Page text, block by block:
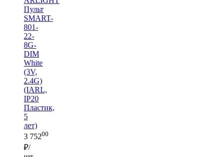
Пульт
SMART-
801-
22-
8G-
DIM
White
(3V,
2.4G)
(IARL,
IP20
Пластик,
5
лет)
3 75200
₽/